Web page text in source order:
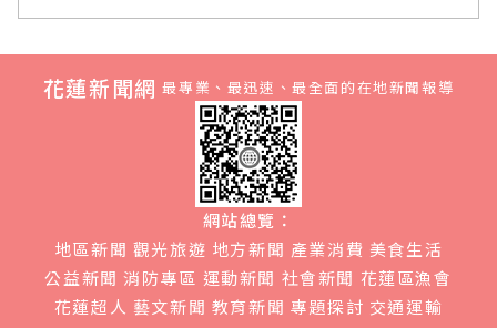
花蓮新聞網 最專業、最迅速、最全面的在地新聞報導
網站總覽：
地區新聞 觀光旅遊 地方新聞 產業消費 美食生活
公益新聞 消防專區 運動新聞 社會新聞 花蓮區漁會
花蓮超人 藝文新聞 教育新聞 專題探討 交通運輸